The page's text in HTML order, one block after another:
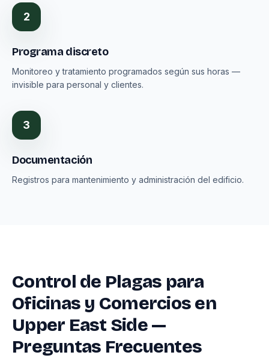
2
Programa discreto
Monitoreo y tratamiento programados según sus horas —
invisible para personal y clientes.
3
Documentación
Registros para mantenimiento y administración del edificio.
Control de Plagas para
Oficinas y Comercios en
Upper East Side —
Preguntas Frecuentes